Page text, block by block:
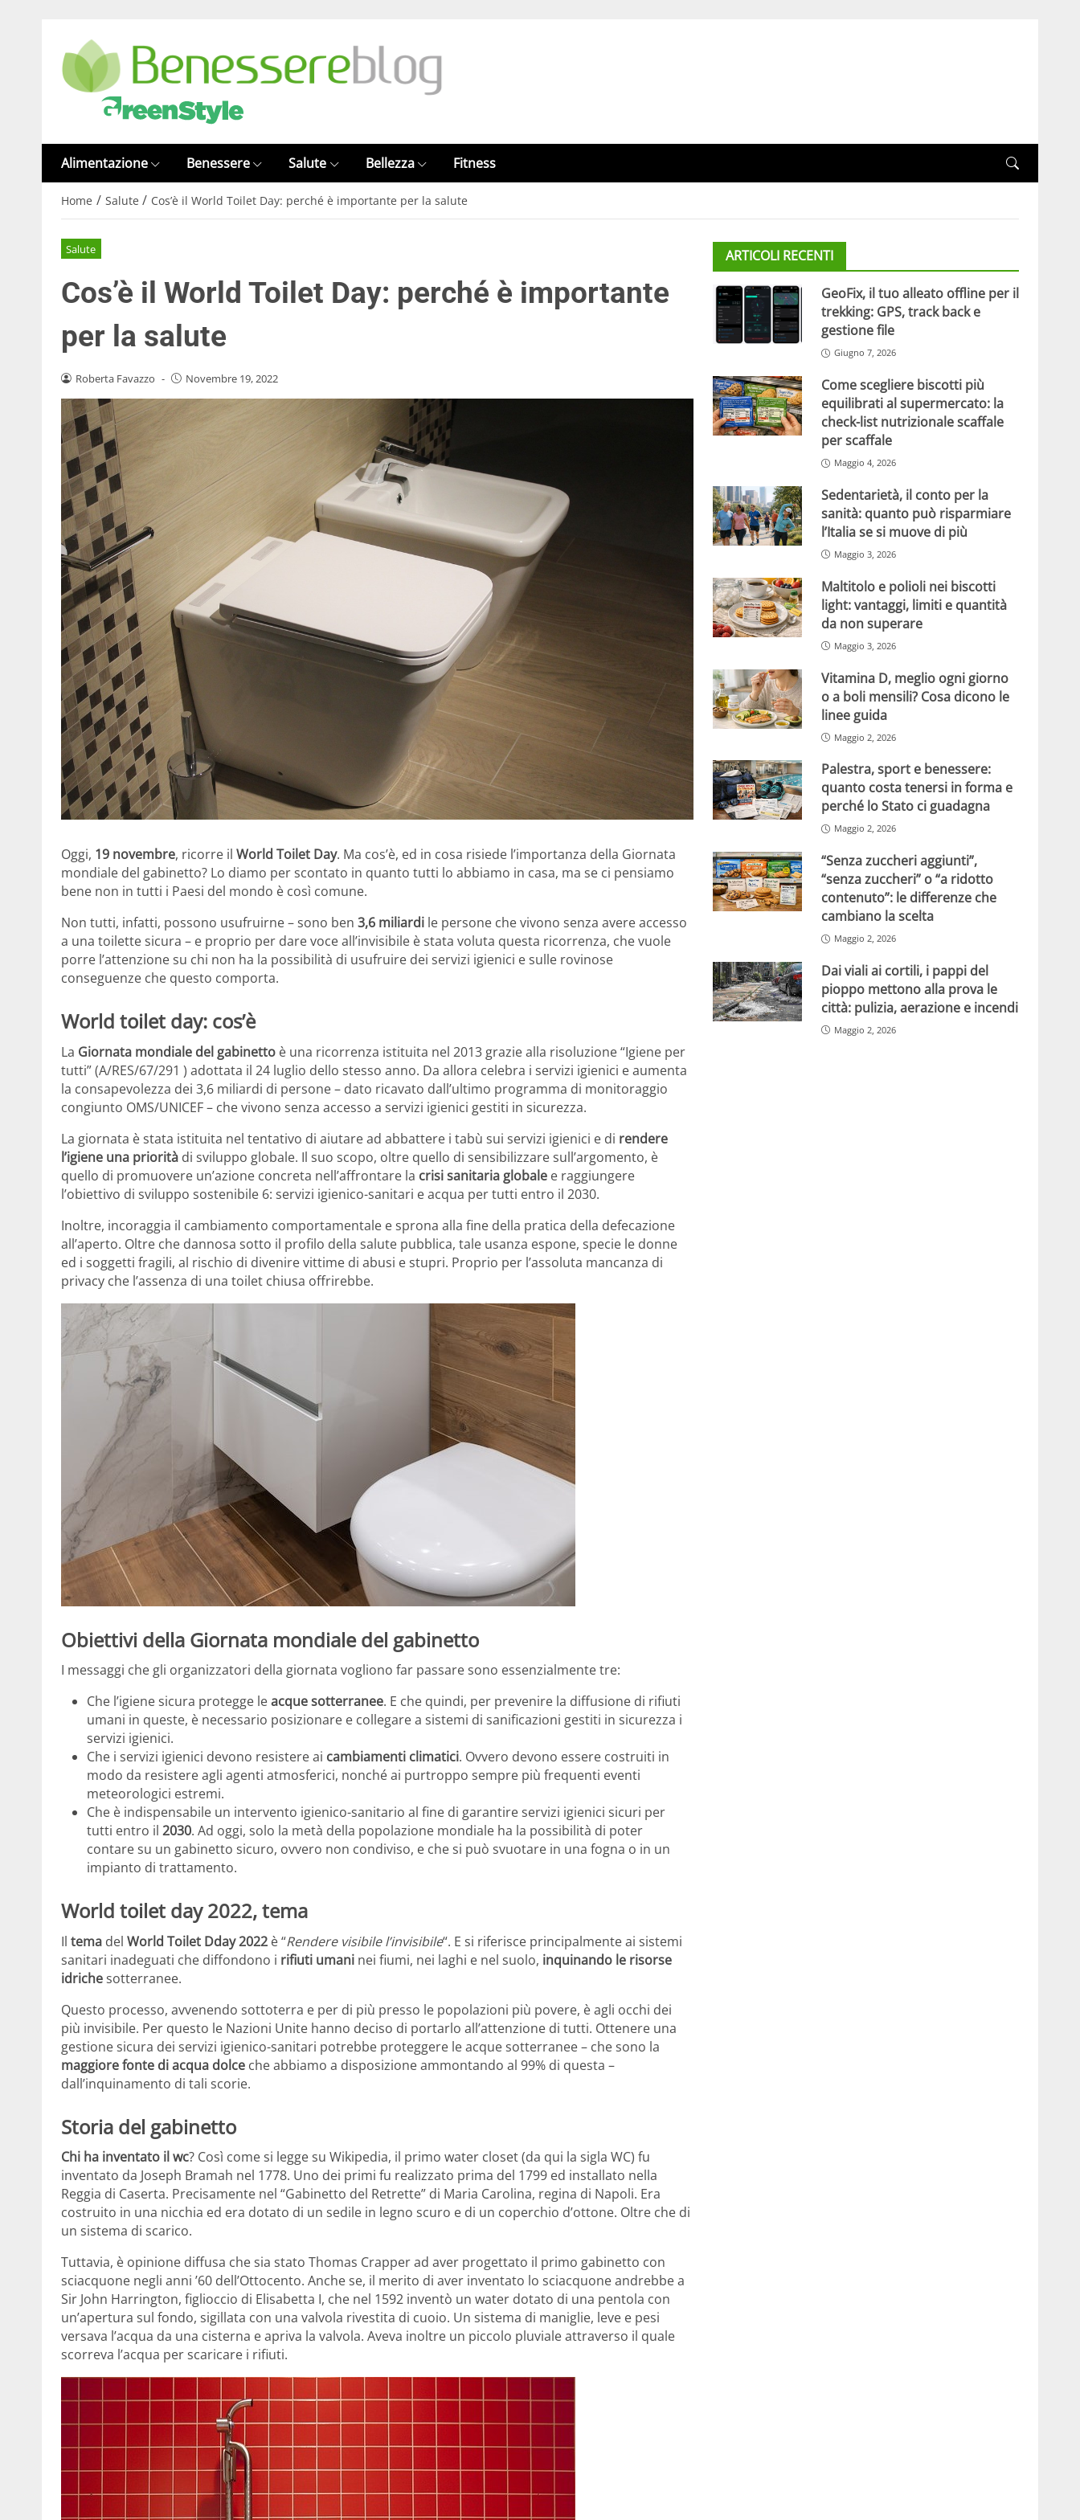
Alimentazione Benessere Salute Bellezza Fitness
Home / Salute / Cos’è il World Toilet Day: perché è importante per la salute
Salute
Cos’è il World Toilet Day: perché è importante
per la salute
Roberta Favazzo - Novembre 19, 2022
Oggi, 19 novembre, ricorre il World Toilet Day. Ma cos’è, ed in cosa risiede l’importanza della Giornata
mondiale del gabinetto? Lo diamo per scontato in quanto tutti lo abbiamo in casa, ma se ci pensiamo
bene non in tutti i Paesi del mondo è così comune.
Non tutti, infatti, possono usufruirne – sono ben 3,6 miliardi le persone che vivono senza avere accesso
a una toilette sicura – e proprio per dare voce all’invisibile è stata voluta questa ricorrenza, che vuole
porre l’attenzione su chi non ha la possibilità di usufruire dei servizi igienici e sulle rovinose
conseguenze che questo comporta.
World toilet day: cos’è
La Giornata mondiale del gabinetto è una ricorrenza istituita nel 2013 grazie alla risoluzione “Igiene per
tutti” (A/RES/67/291 ) adottata il 24 luglio dello stesso anno. Da allora celebra i servizi igienici e aumenta
la consapevolezza dei 3,6 miliardi di persone – dato ricavato dall’ultimo programma di monitoraggio
congiunto OMS/UNICEF – che vivono senza accesso a servizi igienici gestiti in sicurezza.
La giornata è stata istituita nel tentativo di aiutare ad abbattere i tabù sui servizi igienici e di rendere
l’igiene una priorità di sviluppo globale. Il suo scopo, oltre quello di sensibilizzare sull’argomento, è
quello di promuovere un’azione concreta nell’affrontare la crisi sanitaria globale e raggiungere
l’obiettivo di sviluppo sostenibile 6: servizi igienico-sanitari e acqua per tutti entro il 2030.
Inoltre, incoraggia il cambiamento comportamentale e sprona alla fine della pratica della defecazione
all’aperto. Oltre che dannosa sotto il profilo della salute pubblica, tale usanza espone, specie le donne
ed i soggetti fragili, al rischio di divenire vittime di abusi e stupri. Proprio per l’assoluta mancanza di
privacy che l’assenza di una toilet chiusa offrirebbe.
Obiettivi della Giornata mondiale del gabinetto
I messaggi che gli organizzatori della giornata vogliono far passare sono essenzialmente tre:
Che l’igiene sicura protegge leacque sotterranee. E che quindi, per prevenire la diffusione di rifiuti
umani in queste, è necessario posizionare e collegare a sistemi di sanificazioni gestiti in sicurezza i
servizi igienici.
Che i servizi igienici devono resistere ai cambiamenti climatici. Ovvero devono essere costruiti in
modo da resistere agli agenti atmosferici, nonché ai purtroppo sempre più frequenti eventi
meteorologici estremi.
Che è indispensabile un intervento igienico-sanitario al fine di garantire servizi igienici sicuri per
tutti entro il 2030. Ad oggi, solo la metà della popolazione mondiale ha la possibilità di poter
contare su un gabinetto sicuro, ovvero non condiviso, e che si può svuotare in una fogna o in un
impianto di trattamento.
World toilet day 2022, tema
Il tema del World Toilet Dday 2022 è “Rendere visibile l’invisibile“. E si riferisce principalmente ai sistemi
sanitari inadeguati che diffondono i rifiuti umani nei fiumi, nei laghi e nel suolo, inquinando le risorse
idrichesotterranee.
Questo processo, avvenendo sottoterra e per di più presso le popolazioni più povere, è agli occhi dei
più invisibile. Per questo le Nazioni Unite hanno deciso di portarlo all’attenzione di tutti. Ottenere una
gestione sicura dei servizi igienico-sanitari potrebbe proteggere le acque sotterranee – che sono la
maggiore fonte di acqua dolce che abbiamo a disposizione ammontando al 99% di questa –
dall’inquinamento di tali scorie.
Storia del gabinetto
Chi ha inventato il wc? Così come si legge su Wikipedia, il primo water closet (da qui la sigla WC) fu
inventato da Joseph Bramah nel 1778. Uno dei primi fu realizzato prima del 1799 ed installato nella
Reggia di Caserta. Precisamente nel “Gabinetto del Retrette” di Maria Carolina, regina di Napoli. Era
costruito in una nicchia ed era dotato di un sedile in legno scuro e di un coperchio d’ottone. Oltre che di
un sistema di scarico.
Tuttavia, è opinione diffusa che sia stato Thomas Crapper ad aver progettato il primo gabinetto con
sciacquone negli anni ’60 dell’Ottocento. Anche se, il merito di aver inventato lo sciacquone andrebbe a
Sir John Harrington, figlioccio di Elisabetta I, che nel 1592 inventò un water dotato di una pentola con
un’apertura sul fondo, sigillata con una valvola rivestita di cuoio. Un sistema di maniglie, leve e pesi
versava l’acqua da una cisterna e apriva la valvola. Aveva inoltre un piccolo pluviale attraverso il quale
scorreva l’acqua per scaricare i rifiuti.
ARTICOLI RECENTI
GeoFix, il tuo alleato offline per il
trekking: GPS, track back e
gestione file
Giugno 7, 2026
Come scegliere biscotti più
equilibrati al supermercato: la
check-list nutrizionale scaffale
per scaffale
Maggio 4, 2026
Sedentarietà, il conto per la
sanità: quanto può risparmiare
l’Italia se si muove di più
Maggio 3, 2026
Maltitolo e polioli nei biscotti
light: vantaggi, limiti e quantità
da non superare
Maggio 3, 2026
Vitamina D, meglio ogni giorno
o a boli mensili? Cosa dicono le
linee guida
Maggio 2, 2026
Palestra, sport e benessere:
quanto costa tenersi in forma e
perché lo Stato ci guadagna
Maggio 2, 2026
“Senza zuccheri aggiunti”,
“senza zuccheri” o “a ridotto
contenuto”: le differenze che
cambiano la scelta
Maggio 2, 2026
Dai viali ai cortili, i pappi del
pioppo mettono alla prova le
città: pulizia, aerazione e incendi
Maggio 2, 2026